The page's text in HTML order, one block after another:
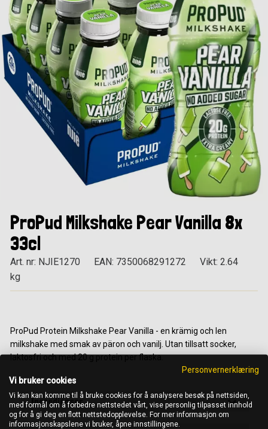
ProPud Milkshake Pear Vanilla 8x
33cl
Art. nr: NJIE1270 EAN: 7350068291272
Vikt: 2.64
kg
ProPud Protein Milkshake Pear Vanilla - en krämig och len
milkshake med smak av päron och vanilj. Utan tillsatt socker,
laktosfri och med 20 g protein per flaska.
Ingredienser
Personvernerklæring
Vi bruker cookies
Vi kan kan komme til å bruke cookies for å analysere besøk på nettsiden,
med formål om å forbedre nettstedet vårt, vise personlig tilpasset innhold
og for å gi deg en flott nettstedopplevelse. For mer informasjon om
informasjonskapslene vi bruker, åpne innstillingene.